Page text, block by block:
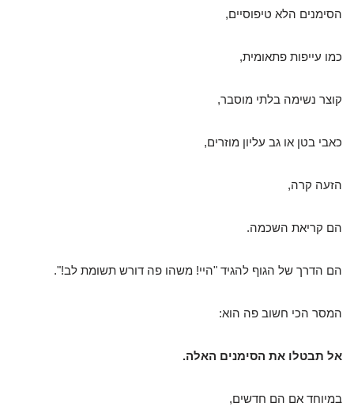
הסימנים הלא טיפוסיים,
כמו עייפות פתאומית,
קוצר נשימה בלתי מוסבר,
כאבי בטן או גב עליון מוזרים,
הזעה קרה,
הם קריאת השכמה.
הם הדרך של הגוף להגיד "היי! משהו פה דורש תשומת לב!".
המסר הכי חשוב פה הוא:
אל תבטלו את הסימנים האלה.
במיוחד אם הם חדשים,